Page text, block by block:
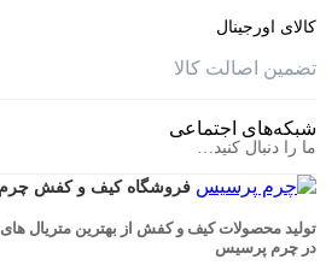
کالا
اجتماعی
کنید…
فروشگاه کیف و کفش چرم مردانه و
کیف و کفش از بهترین متریال های طبیعی